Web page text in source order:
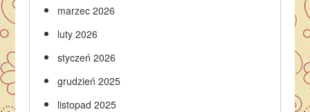
marzec 2026
luty 2026
styczeń 2026
grudzień 2025
listopad 2025